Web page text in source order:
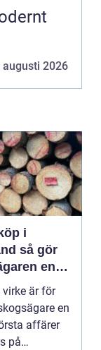
augusti 2026
i
gör
en
lönsam
är för
en
affärer
på